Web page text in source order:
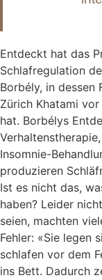
Entdeckt hat das
Schlafregulation
Borbély, in dessen
Zürich Khatami
hat. Borbélys
Insomnie-
produzieren
Ist es nicht das,
haben? Leider
seien, machten
Fehler: «Sie legen
schlafen vor dem
ins Bett. Dadurch